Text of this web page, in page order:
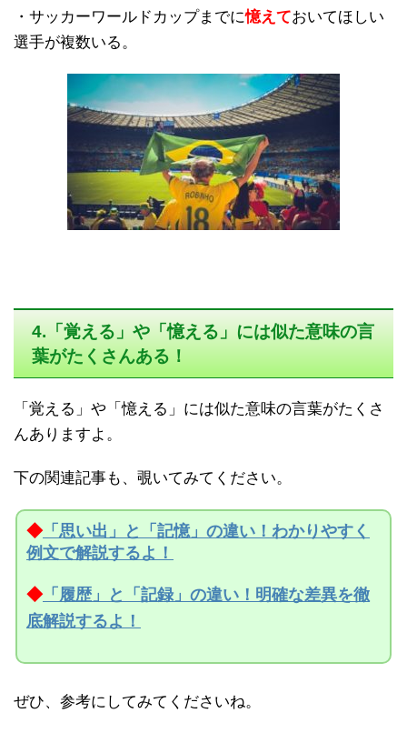
・サッカーワールドカップまでに憶えておいてほしい
選手が複数いる。
4.「覚える」や「憶える」には似た意味の言
葉がたくさんある！
「覚える」や「憶える」には似た意味の言葉がたくさ
んありますよ。
下の関連記事も、覗いてみてください。
◆「思い出」と「記憶」の違い！わかりやすく
例文で解説するよ！
◆「履歴」と「記録」の違い！明確な差異を徹
底解説するよ！
ぜひ、参考にしてみてくださいね。